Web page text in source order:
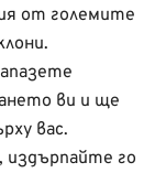
от големите
ви и ще
вас.
издърпайте го